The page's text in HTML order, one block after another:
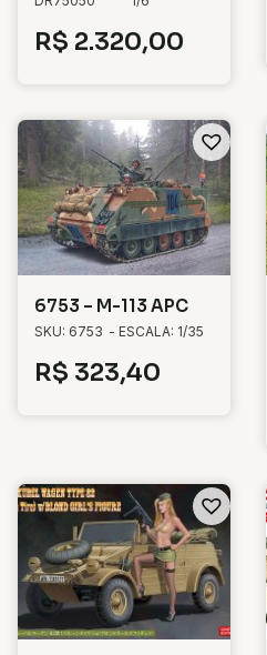
R$ 2.320,00
6753 – M-113 APC
SKU: 6753 - ESCALA: 1/35
R$ 323,40